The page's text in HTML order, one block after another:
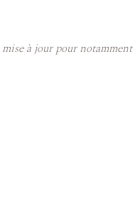
à jour pour notamment